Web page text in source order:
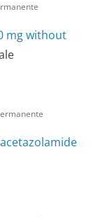
mg without